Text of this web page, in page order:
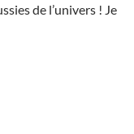
de l’univers ! Je